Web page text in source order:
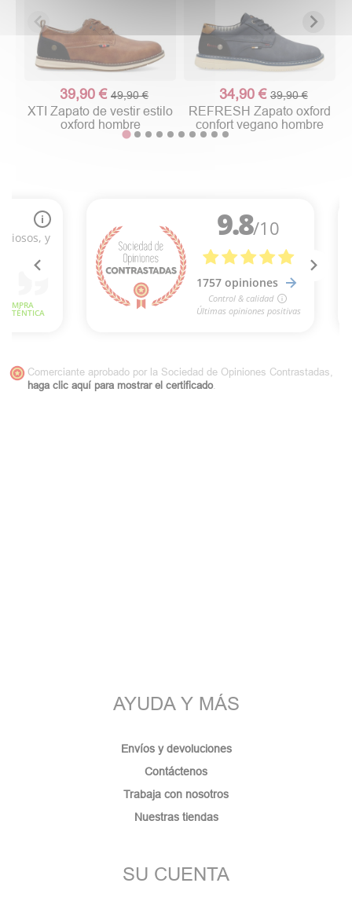
39,90 €49,90 €
XTI Zapato de vestir estilo
oxford hombre
34,90 € 39,90 €
REFRESH Zapato oxford
confort vegano hombre
Comerciante aprobado por la Sociedad de Opiniones Contrastadas,
haga clic aquí para mostrar el certificado.
AYUDA Y MÁS
Envíos y devoluciones
Contáctenos
Trabaja con nosotros
Nuestras tiendas
SU CUENTA